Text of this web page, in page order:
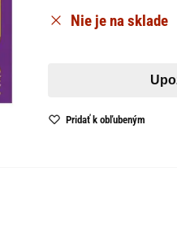
Nie je na sklade
Pridať k obľubeným